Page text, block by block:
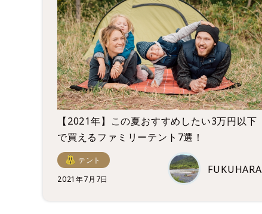
【2021年】この夏おすすめしたい3万円以下
で買えるファミリーテント7選！
テント
2021年7月7日
FUKUHARA